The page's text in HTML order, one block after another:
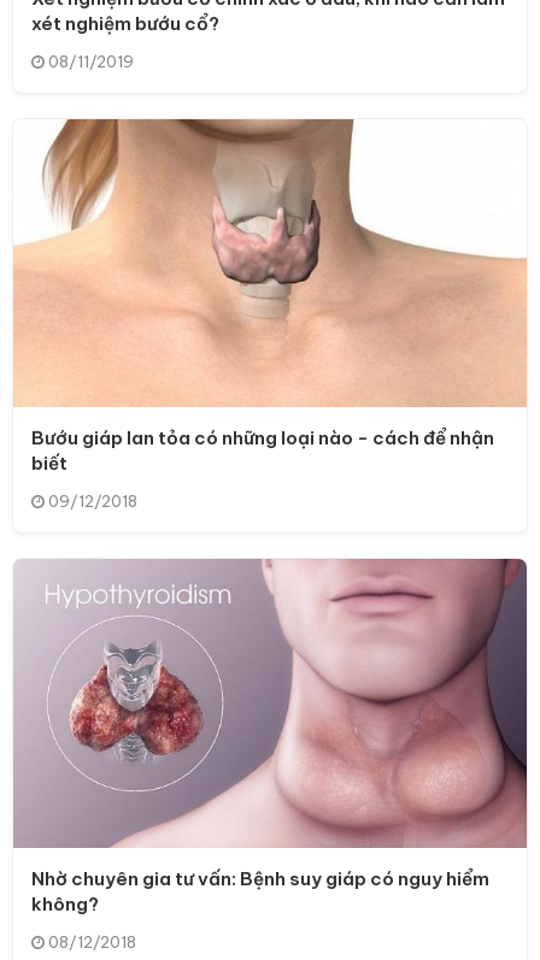
xét nghiệm bướu cổ?
08/11/2019
Bướu giáp lan tỏa có những loại nào - cách để nhận
biết
09/12/2018
Nhờ chuyên gia tư vấn: Bệnh suy giáp có nguy hiểm
không?
08/12/2018